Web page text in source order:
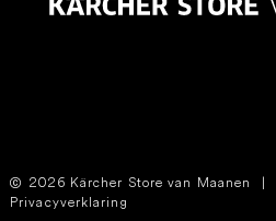
2026 Kärcher Store van Maanen |
Privacyverklaring